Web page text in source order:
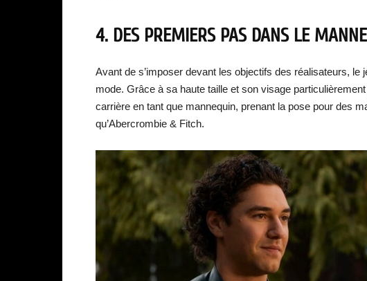
4. DES PREMIERS PAS DANS LE
Avant de s’imposer devant les objectifs des réalisateurs, le
mode. Grâce à sa haute taille et son visage
carrière en tant que mannequin, prenant la pose pour des
qu’Abercrombie & Fitch.